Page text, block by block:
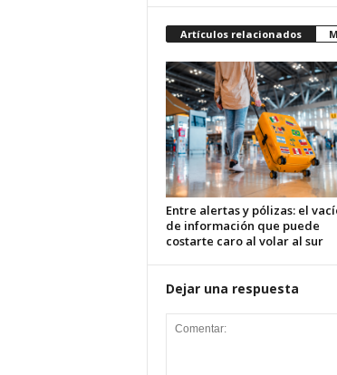
Artículos relacionados
Entre alertas y pólizas: el
de información que puede
costarte caro al volar al sur
Dejar una respuesta